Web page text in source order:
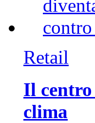
Retail
Il
clima